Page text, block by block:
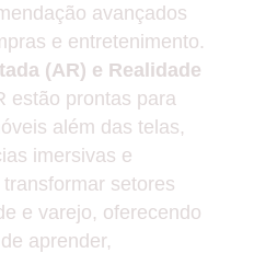
avançados
e entretenimento.
(AR) e Realidade
estão prontas para
além das telas,
imersivas e
setores
e varejo, oferecendo
aprender,